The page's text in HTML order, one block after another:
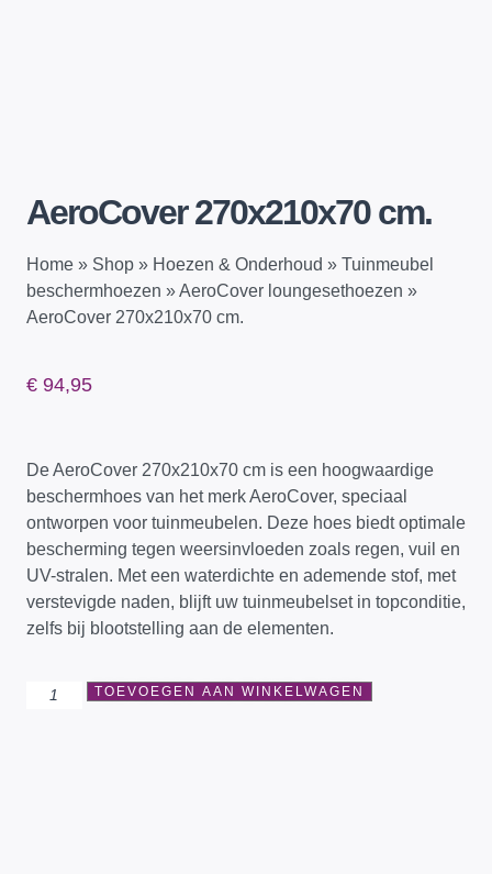
AeroCover 270x210x70 cm.
Home » Shop » Hoezen & Onderhoud » Tuinmeubel
beschermhoezen »AeroCover loungesethoezen »
AeroCover 270x210x70 cm.
€ 94,95
De AeroCover 270x210x70 cm is een hoogwaardige
beschermhoes van het merk AeroCover, speciaal
ontworpen voor tuinmeubelen. Deze hoes biedt optimale
bescherming tegen weersinvloeden zoals regen, vuil en
UV-stralen. Met een waterdichte en ademende stof, met
verstevigde naden, blijft uw tuinmeubelset in topconditie,
zelfs bij blootstelling aan de elementen.
TOEVOEGEN AAN WINKELWAGEN